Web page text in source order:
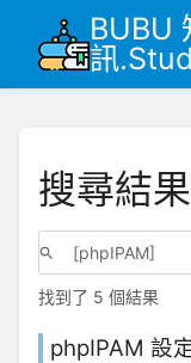
BUBU
訊
搜尋結果
找到了 5 個結果
phpIPAM 設